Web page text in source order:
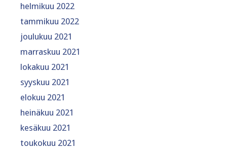
helmikuu 2022
tammikuu 2022
joulukuu 2021
marraskuu 2021
lokakuu 2021
syyskuu 2021
elokuu 2021
heinäkuu 2021
kesäkuu 2021
toukokuu 2021